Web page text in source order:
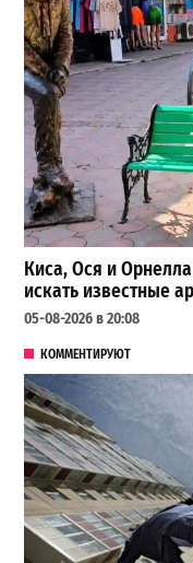
Киса, Ося и
искать известные
05-08-2026 в 20:08
КОММЕНТИРУЮТ